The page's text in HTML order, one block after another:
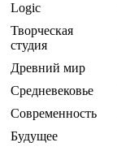
Logic
Творческая
студия
Древний мир
Средневековье
Современность
Будущее